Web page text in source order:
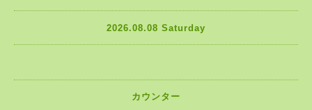
2026.08.08 Saturday
カウンター